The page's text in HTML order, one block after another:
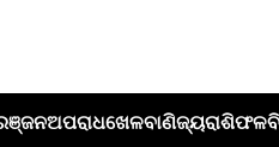
ଅପରାଧଖେଳବାଣିଜ୍ୟରାଶିଫଳ